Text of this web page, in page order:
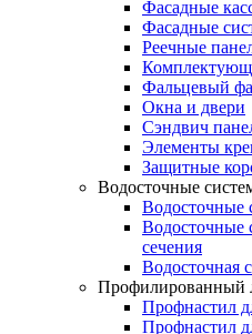
Фасадные
Фасадные
Реечные
Фальцевый
Окна и двери
Сэндвич
Элементы
Защитные
Водосточные
Водосточные
Водосточные
сечения
Водосточная
Профилированный
Профнастил
Профнастил